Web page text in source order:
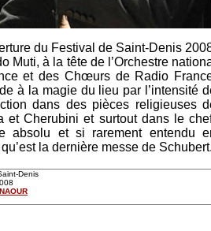
du Festival de Saint-Denis
Muti, à la tête de l’Orchestre
et des Chœurs de Radio
à la magie du lieu par l’intensité
dans des pièces religieuses
et Cherubini et surtout dans le
absolu et si rarement entendu
la dernière messe de Schubert.
Denis